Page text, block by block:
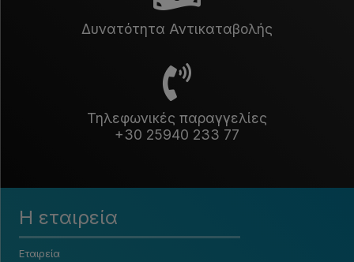
Δυνατότητα Αντικαταβολής
Τηλεφωνικές παραγγελίες
+30 25940 233 77
Η εταιρεία
Εταιρεία